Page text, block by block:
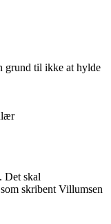
grund til ikke at hylde
Det skal
skribent Villumsen